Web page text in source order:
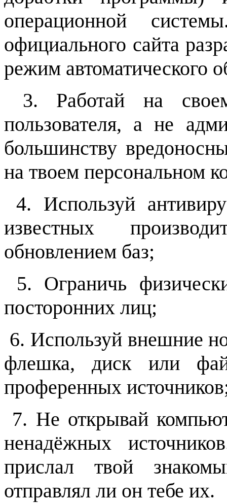
операционной
официального сайта
режим автоматического
3. Работай на
пользователя, а не
большинству
на твоем персональном
4. Используй
известных
обновлением баз;
5. Ограничь
посторонних лиц;
6. Используй внешние
флешка, диск или
проференных
7. Не открывай
ненадёжных
прислал твой
отправлял ли он тебе их.